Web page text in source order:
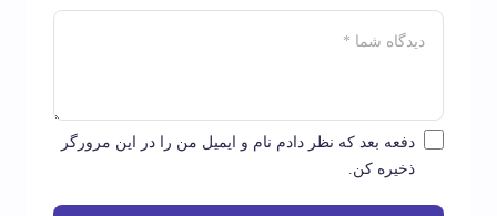
دفعه بعد که نظر دادم نام و ایمیل من را در این مرورگر
ذخیره کن.